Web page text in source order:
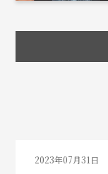
2023年07月31日